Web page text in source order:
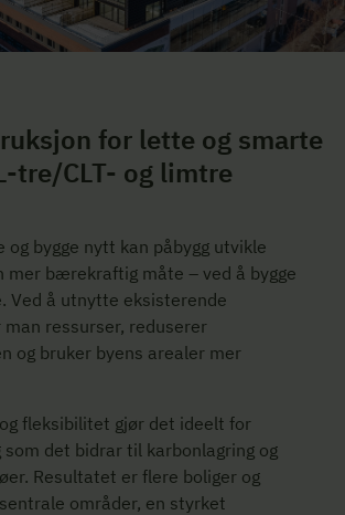
for lette og smarte
tre/CLT- og limtre
bygge nytt kan påbygg utvikle
mer bærekraftig måte – ved å bygge
Ved å utnytte eksisterende
man ressurser, reduserer
og bruker byens arealer mer
fleksibilitet gjør det ideelt for
som det bidrar til karbonlagring og
Resultatet er flere boliger og
områder, en styrket